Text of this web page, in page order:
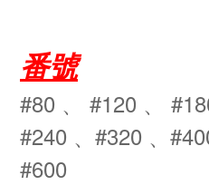
番號
#80 、 #120 、 #
#240 、 #320 、
#600